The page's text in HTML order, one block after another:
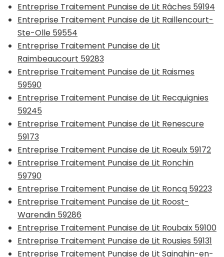
Entreprise Traitement Punaise de Lit Râches 59194
Entreprise Traitement Punaise de Lit Raillencourt-
Ste-Olle 59554
Entreprise Traitement Punaise de Lit
Raimbeaucourt 59283
Entreprise Traitement Punaise de Lit Raismes
59590
Entreprise Traitement Punaise de Lit Recquignies
59245
Entreprise Traitement Punaise de Lit Renescure
59173
Entreprise Traitement Punaise de Lit Roeulx 59172
Entreprise Traitement Punaise de Lit Ronchin
59790
Entreprise Traitement Punaise de Lit Roncq 59223
Entreprise Traitement Punaise de Lit Roost-
Warendin 59286
Entreprise Traitement Punaise de Lit Roubaix 59100
Entreprise Traitement Punaise de Lit Rousies 59131
Entreprise Traitement Punaise de Lit Sainghin-en-